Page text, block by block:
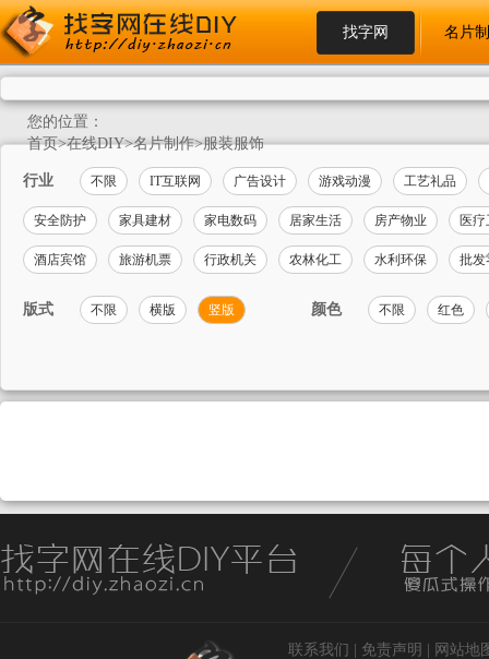
找字网 名片
您的位置：
首页>在线DIY>名片制作>服装服饰
行业 不限 IT互联网 广告设计 游戏动漫 工艺礼品
安全防护 家具建材 家电数码 居家生活 房产物业 医
酒店宾馆 旅游机票 行政机关 农林化工 水利环保 批发
版式 不限 横版 竖版 颜色 不限 红色
联系我们 免责声明
网站地